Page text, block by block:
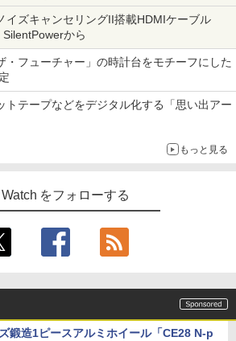
イズキャンセリングII搭載HDMIケーブル
SilentPowerから
・フューチャー」の時計台をモチーフにした
トテープなどをデジタル化する「思い出アー
もっと見る
をフォローする
鍛造1ピースアルミホイール「CE28 N-p